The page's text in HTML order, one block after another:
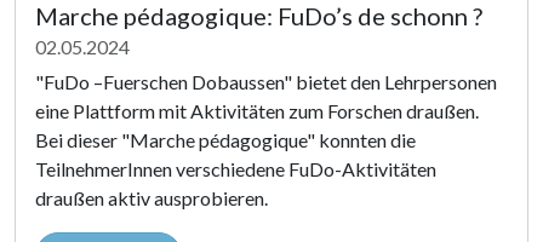
Marche pédagogique: FuDo’s de schonn ?
02.05.2024
"FuDo –Fuerschen Dobaussen" bietet den Lehrpersonen
eine Plattform mit Aktivitäten zum Forschen draußen.
Bei dieser "Marche pédagogique" konnten die
TeilnehmerInnen verschiedene FuDo-Aktivitäten
draußen aktiv ausprobieren.